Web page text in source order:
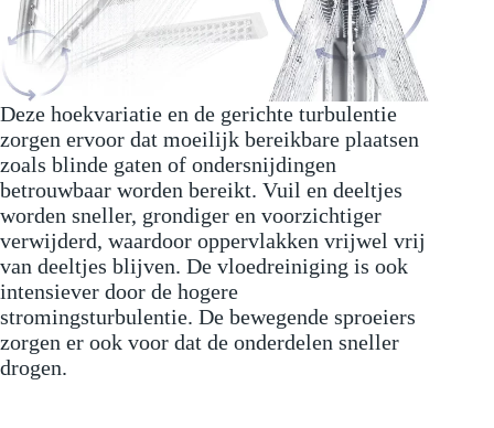
Deze hoekvariatie en de gerichte turbulentie
zorgen ervoor dat moeilijk bereikbare plaatsen
zoals blinde gaten of ondersnijdingen
betrouwbaar worden bereikt. Vuil en deeltjes
worden sneller, grondiger en voorzichtiger
verwijderd, waardoor oppervlakken vrijwel vrij
van deeltjes blijven. De vloedreiniging is ook
intensiever door de hogere
stromingsturbulentie. De bewegende sproeiers
zorgen er ook voor dat de onderdelen sneller
drogen.